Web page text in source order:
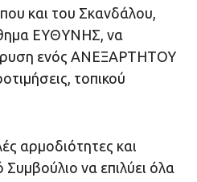
και του Σκανδάλου,
ΕΥΘΥΝΗΣ, να
ενός ΑΝΕΞΑΡΤΗΤΟΥ
τοπικού
αρμοδιότητες και
Συμβούλιο να επιλύει όλα